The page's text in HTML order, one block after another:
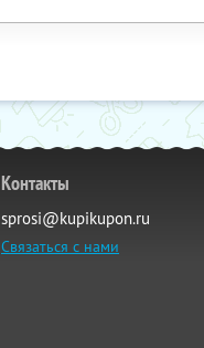
Контакты
sprosi@kupikupon.ru
Связаться с нами